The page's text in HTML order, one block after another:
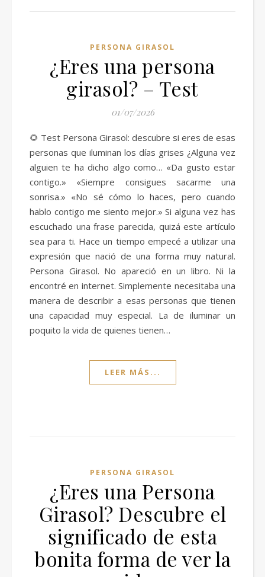
PERSONA GIRASOL
¿Eres una persona
girasol? – Test
01/07/2026
🌻 Test Persona Girasol: descubre si eres de esas
personas que iluminan los días grises ¿Alguna vez
alguien te ha dicho algo como… «Da gusto estar
contigo.» «Siempre consigues sacarme una
sonrisa.» «No sé cómo lo haces, pero cuando
hablo contigo me siento mejor.» Si alguna vez has
escuchado una frase parecida, quizá este artículo
sea para ti. Hace un tiempo empecé a utilizar una
expresión que nació de una forma muy natural.
Persona Girasol. No apareció en un libro. Ni la
encontré en internet. Simplemente necesitaba una
manera de describir a esas personas que tienen
una capacidad muy especial. La de iluminar un
poquito la vida de quienes tienen…
LEER MÁS...
PERSONA GIRASOL
¿Eres una Persona
Girasol? Descubre el
significado de esta
bonita forma de ver la